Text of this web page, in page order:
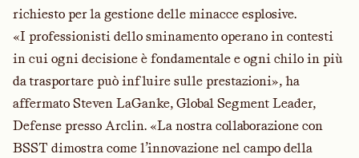
richiesto per la gestione delle minacce esplosive.
«I professionisti dello sminamento operano in contesti
in cui ogni decisione è fondamentale e ogni chilo in più
da trasportare può influire sulle prestazioni», ha
affermato Steven LaGanke, Global Segment Leader,
Defense presso Arclin. «La nostra collaborazione con
BSST dimostra come l’innovazione nel campo della